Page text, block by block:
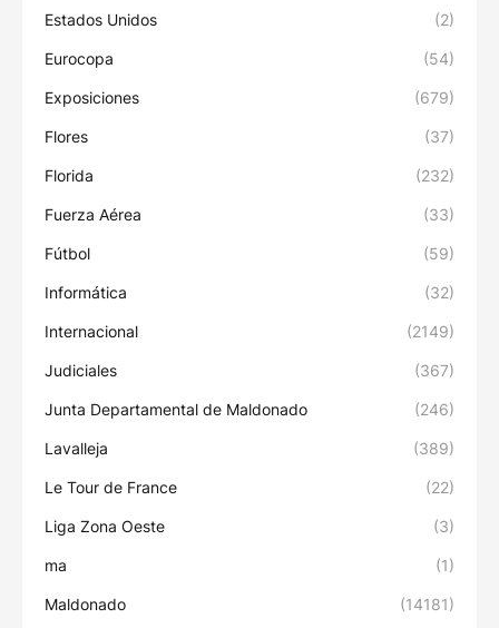
Estados Unidos (2)
Eurocopa (54)
Exposiciones (679)
Flores (37)
Florida (232)
Fuerza Aérea (33)
Fútbol (59)
Informática (32)
Internacional (2149)
Judiciales (367)
Junta Departamental de Maldonado (246)
Lavalleja (389)
Le Tour de France (22)
Liga Zona Oeste (3)
ma (1)
Maldonado (14181)